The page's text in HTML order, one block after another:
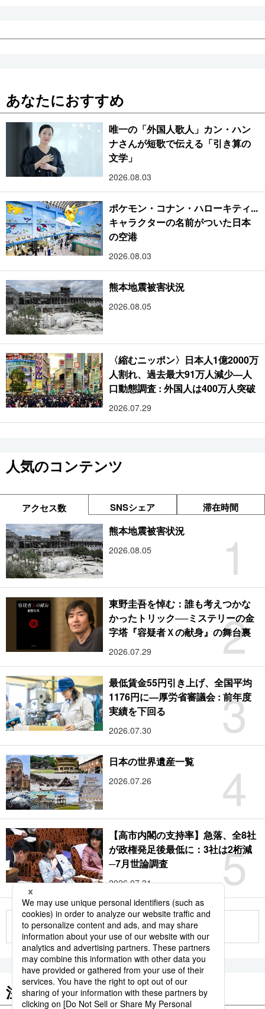
あなたにおすすめ
唯一の「外国人歌人」カン・ハン
ナさんが短歌で伝える「引き算の
文学」
2026.08.03
ポケモン・コナン・ハローキティ...
キャラクターの名前がついた日本
の空港
2026.08.03
熊本地震被害状況
2026.08.05
〈縮むニッポン〉日本人1億2000万
人割れ、過去最大91万人減少―人
口動態調査 : 外国人は400万人突破
2026.07.29
人気のコンテンツ
アクセス数 SNSシェア 滞在時間
1
熊本地震被害状況
2026.08.05
2
東野圭吾を悼む：誰も考えつかな
かったトリック──ミステリーの金
字塔『容疑者Ｘの献身』の舞台裏
2026.07.29
3
最低賃金55円引き上げ、全国平均
1176円に―厚労省審議会 : 前年度
実績を下回る
2026.07.30
4
日本の世界遺産一覧
2026.07.26
5
【高市内閣の支持率】急落、全8社
が政権発足後最低に：3社は2桁減
─7月世論調査
2026.07.31
もっと見る
注目のキーワード